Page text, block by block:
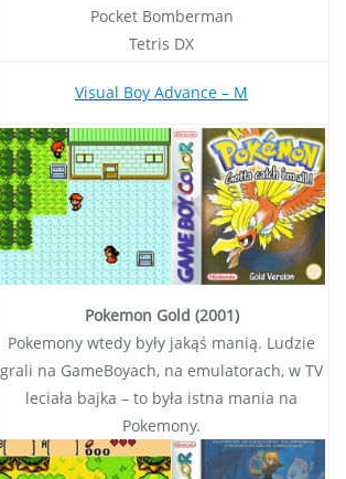
Pocket Bomberman
Tetris DX
Visual Boy Advance – M
Pokemon Gold (2001)
Pokemony wtedy były jakąś manią. Ludzie
grali na GameBoyach, na emulatorach, w TV
leciała bajka – to była istna mania na
Pokemony.